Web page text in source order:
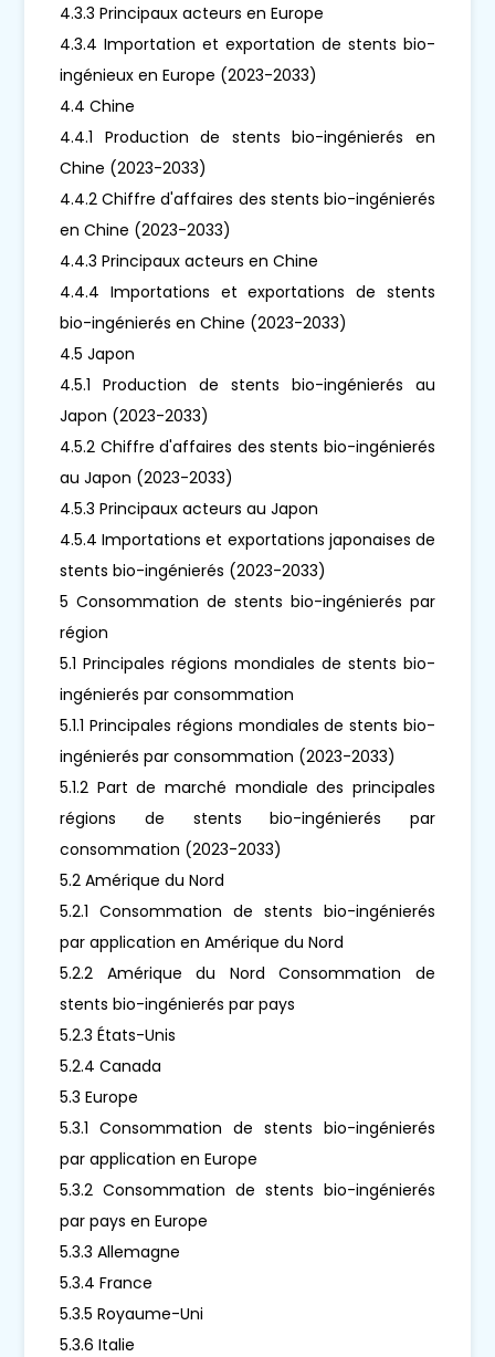
4.3.3 Principaux acteurs en Europe
4.3.4 Importation et exportation de stents bio-
ingénieux en Europe (2023-2033)
4.4 Chine
4.4.1 Production de stents bio-ingénierés en
Chine (2023-2033)
4.4.2 Chiffre d'affaires des stents bio-ingénierés
en Chine (2023-2033)
4.4.3 Principaux acteurs en Chine
4.4.4 Importations et exportations de stents
bio-ingénierés en Chine (2023-2033)
4.5 Japon
4.5.1 Production de stents bio-ingénierés au
Japon (2023-2033)
4.5.2 Chiffre d'affaires des stents bio-ingénierés
au Japon (2023-2033)
4.5.3 Principaux acteurs au Japon
4.5.4 Importations et exportations japonaises de
stents bio-ingénierés (2023-2033)
5 Consommation de stents bio-ingénierés par
région
5.1 Principales régions mondiales de stents bio-
ingénierés par consommation
5.1.1 Principales régions mondiales de stents bio-
ingénierés par consommation (2023-2033)
5.1.2 Part de marché mondiale des principales
régions de stents bio-ingénierés par
consommation (2023-2033)
5.2 Amérique du Nord
5.2.1 Consommation de stents bio-ingénierés
par application en Amérique du Nord
5.2.2 Amérique du Nord Consommation de
stents bio-ingénierés par pays
5.2.3 États-Unis
5.2.4 Canada
5.3 Europe
5.3.1 Consommation de stents bio-ingénierés
par application en Europe
5.3.2 Consommation de stents bio-ingénierés
par pays en Europe
5.3.3 Allemagne
5.3.4 France
5.3.5 Royaume-Uni
5.3.6 Italie